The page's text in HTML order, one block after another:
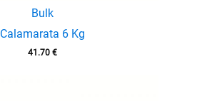
Bulk
Calamarata 6 Kg
41.70 €